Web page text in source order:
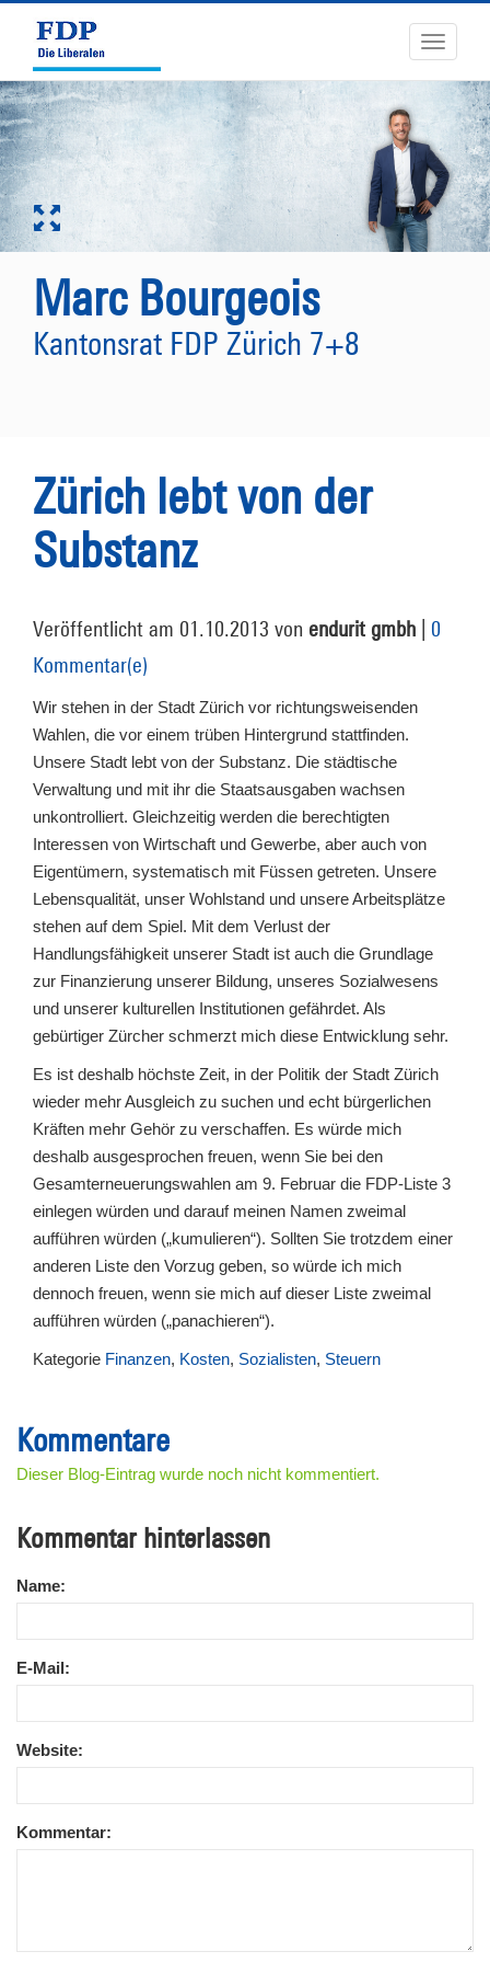
Toggle
Marc Bourgeois
Kantonsrat FDP Zürich 7+8
Zürich lebt von der
Substanz
Veröffentlicht am 01.10.2013 von endurit gmbh
0
Kommentar(e)
Wir stehen in der Stadt Zürich vor richtungsweisenden
Wahlen, die vor einem trüben Hintergrund stattfinden.
Unsere Stadt lebt von der Substanz. Die städtische
Verwaltung und mit ihr die Staatsausgaben wachsen
unkontrolliert. Gleichzeitig werden die berechtigten
Interessen von Wirtschaft und Gewerbe, aber auch von
Eigentümern, systematisch mit Füssen getreten. Unsere
Lebensqualität, unser Wohlstand und unsere Arbeitsplätze
stehen auf dem Spiel. Mit dem Verlust der
Handlungsfähigkeit unserer Stadt ist auch die Grundlage
zur Finanzierung unserer Bildung, unseres Sozialwesens
und unserer kulturellen Institutionen gefährdet. Als
gebürtiger Zürcher schmerzt mich diese Entwicklung sehr.
Es ist deshalb höchste Zeit, in der Politik der Stadt Zürich
wieder mehr Ausgleich zu suchen und echt bürgerlichen
Kräften mehr Gehör zu verschaffen. Es würde mich
deshalb ausgesprochen freuen, wenn Sie bei den
Gesamterneuerungswahlen am 9. Februar die FDP-Liste 3
einlegen würden und darauf meinen Namen zweimal
aufführen würden („kumulieren“). Sollten Sie trotzdem einer
anderen Liste den Vorzug geben, so würde ich mich
dennoch freuen, wenn sie mich auf dieser Liste zweimal
aufführen würden („panachieren“).
Kategorie Finanzen, Kosten, Sozialisten, Steuern
Kommentare
Dieser Blog-Eintrag wurde noch nicht kommentiert.
Kommentar hinterlassen
Name:
E-Mail:
Website:
Kommentar: